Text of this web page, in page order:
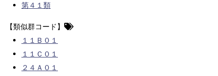
第４１類
【類似群コード】
１１Ｂ０１
１１Ｃ０１
２４Ａ０１